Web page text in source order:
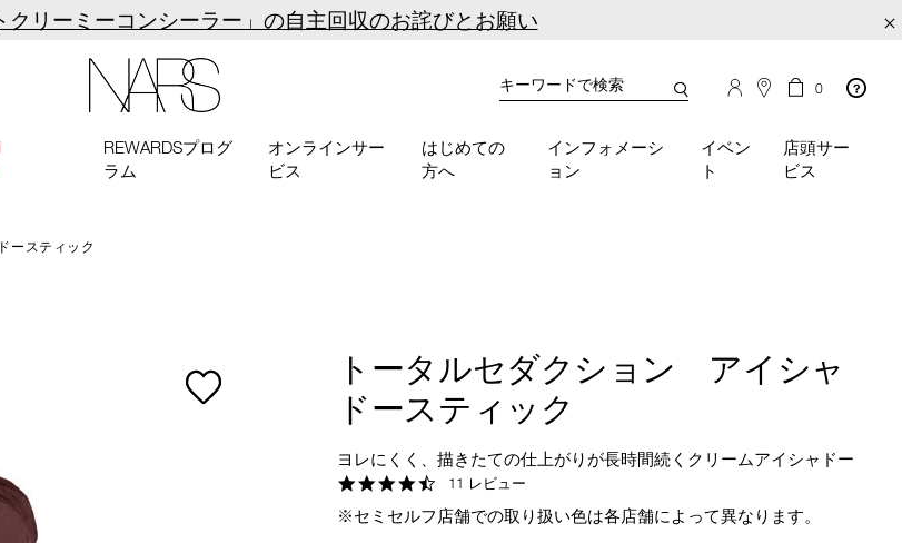
×
クリーミーコンシーラー」の自主回収のお詫びとお願い
REWARDSプログ
ラム
オンラインサー
ビス
はじめての
方へ
インフォメーシ
ョン
イベン
ト
店頭サー
ビス
カ
タ
検
use
on
your
mobile
to
access
the
suggestions
カ
の
商
品
0
ースティック
トータルセダクション アイシャ
ドースティック
ヨレにくく、描きたての仕上がりが長時間続くクリームアイシャドー
4.5
rating
11 レビュー
※セミセルフ店舗での取り扱い色は各店舗によって異なります。